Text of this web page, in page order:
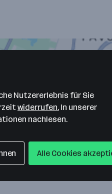
Nutzererlebnis für Sie
widerrufen. In unserer
nachlesen.
Alle Cookies